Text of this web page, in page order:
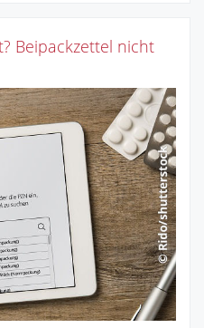
Beipackzettel nicht